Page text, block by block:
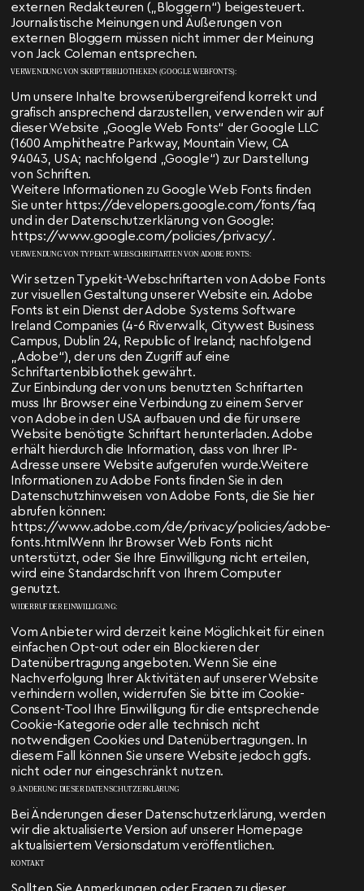
externen Redakteuren („Bloggern“) beigesteuert.
Journalistische Meinungen und Äußerungen von
externen Bloggern müssen nicht immer der Meinung
von Jack Coleman entsprechen.
VERWENDUNG VON SKRIPTBIBLIOTHEKEN (GOOGLE WEBFONTS):
Um unsere Inhalte browserübergreifend korrekt und
grafisch ansprechend darzustellen, verwenden wir auf
dieser Website „Google Web Fonts“ der Google LLC
(1600 Amphitheatre Parkway, Mountain View, CA
94043, USA; nachfolgend „Google“) zur Darstellung
von Schriften.
Weitere Informationen zu Google Web Fonts finden
Sie unter https://developers.google.com/fonts/faq
und in der Datenschutzerklärung von Google:
https://www.google.com/policies/privacy/.
VERWENDUNG VON TYPEKIT-WEBSCHRIFTARTEN VON ADOBE FONTS:
Wir setzen Typekit-Webschriftarten von Adobe Fonts
zur visuellen Gestaltung unserer Website ein. Adobe
Fonts ist ein Dienst der Adobe Systems Software
Ireland Companies (4-6 Riverwalk, Citywest Business
Campus, Dublin 24, Republic of Ireland; nachfolgend
„Adobe“), der uns den Zugriff auf eine
Schriftartenbibliothek gewährt.
Zur Einbindung der von uns benutzten Schriftarten
muss Ihr Browser eine Verbindung zu einem Server
von Adobe in den USA aufbauen und die für unsere
Website benötigte Schriftart herunterladen. Adobe
erhält hierdurch die Information, dass von Ihrer IP-
Adresse unsere Website aufgerufen wurde.Weitere
Informationen zu Adobe Fonts finden Sie in den
Datenschutzhinweisen von Adobe Fonts, die Sie hier
abrufen können:
https://www.adobe.com/de/privacy/policies/adobe-
fonts.htmlWenn Ihr Browser Web Fonts nicht
unterstützt, oder Sie Ihre Einwilligung nicht erteilen,
wird eine Standardschrift von Ihrem Computer
genutzt.
WIDERRUF DER EINWILLIGUNG:
Vom Anbieter wird derzeit keine Möglichkeit für einen
einfachen Opt-out oder ein Blockieren der
Datenübertragung angeboten. Wenn Sie eine
Nachverfolgung Ihrer Aktivitäten auf unserer Website
verhindern wollen, widerrufen Sie bitte im Cookie-
Consent-Tool Ihre Einwilligung für die entsprechende
Cookie-Kategorie oder alle technisch nicht
notwendigen Cookies und Datenübertragungen. In
diesem Fall können Sie unsere Website jedoch ggfs.
nicht oder nur eingeschränkt nutzen.
9. ÄNDERUNG DIESER DATENSCHUTZERKLÄRUNG
Bei Änderungen dieser Datenschutzerklärung, werden
wir die aktualisierte Version auf unserer Homepage
aktualisiertem Versionsdatum veröffentlichen.
KONTAKT